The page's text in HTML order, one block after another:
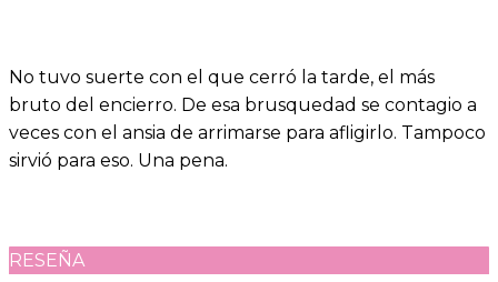
No tuvo suerte con el que cerró la tarde, el más
bruto del encierro. De esa brusquedad se contagio a
veces con el ansia de arrimarse para afligirlo. Tampoco
sirvió para eso. Una pena.
RESEÑA